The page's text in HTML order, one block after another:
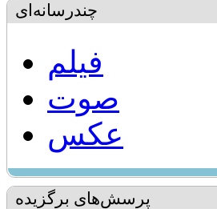
چندرسانه‌ای
فیلم
صوت
عکس
پرسش‌های برگزیده